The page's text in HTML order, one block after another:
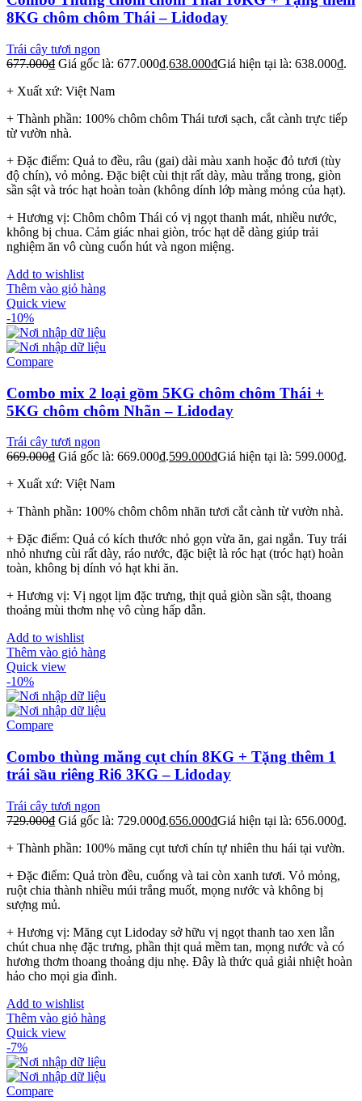
8KG chôm chôm Thái – Lidoday
Trái cây tươi ngon
677.000₫ Giá gốc là: 677.000₫.638.000₫Giá hiện tại là: 638.000₫.
+ Xuất xứ: Việt Nam
+ Thành phần: 100% chôm chôm Thái tươi sạch, cắt cành trực tiếp
từ vườn nhà.
+ Đặc điểm: Quả to đều, râu (gai) dài màu xanh hoặc đỏ tươi (tùy
độ chín), vỏ mỏng. Đặc biệt cùi thịt rất dày, màu trắng trong, giòn
sần sật và tróc hạt hoàn toàn (không dính lớp màng mỏng của hạt).
+ Hương vị: Chôm chôm Thái có vị ngọt thanh mát, nhiều nước,
không bị chua. Cảm giác nhai giòn, tróc hạt dễ dàng giúp trải
nghiệm ăn vô cùng cuốn hút và ngon miệng.
Add to wishlist
Thêm vào giỏ hàng
Quick view
-10%
Compare
Combo mix 2 loại gồm 5KG chôm chôm Thái +
5KG chôm chôm Nhãn – Lidoday
Trái cây tươi ngon
669.000₫ Giá gốc là: 669.000₫.599.000₫Giá hiện tại là: 599.000₫.
+ Xuất xứ: Việt Nam
+ Thành phần: 100% chôm chôm nhãn tươi cắt cành từ vườn nhà.
+ Đặc điểm: Quả có kích thước nhỏ gọn vừa ăn, gai ngắn. Tuy trái
nhỏ nhưng cùi rất dày, ráo nước, đặc biệt là róc hạt (tróc hạt) hoàn
toàn, không bị dính vỏ hạt khi ăn.
+ Hương vị: Vị ngọt lịm đặc trưng, thịt quả giòn sần sật, thoang
thoảng mùi thơm nhẹ vô cùng hấp dẫn.
Add to wishlist
Thêm vào giỏ hàng
Quick view
-10%
Compare
Combo thùng măng cụt chín 8KG + Tặng thêm 1
trái sầu riêng Ri6 3KG – Lidoday
Trái cây tươi ngon
729.000₫ Giá gốc là: 729.000₫.656.000₫Giá hiện tại là: 656.000₫.
+ Thành phần: 100% măng cụt tươi chín tự nhiên thu hái tại vườn.
+ Đặc điểm: Quả tròn đều, cuống và tai còn xanh tươi. Vỏ mỏng,
ruột chia thành nhiều múi trắng muốt, mọng nước và không bị
sượng mủ.
+ Hương vị: Măng cụt Lidoday sở hữu vị ngọt thanh tao xen lẫn
chút chua nhẹ đặc trưng, phần thịt quả mềm tan, mọng nước và có
hương thơm thoang thoảng dịu nhẹ. Đây là thức quả giải nhiệt hoàn
hảo cho mọi gia đình.
Add to wishlist
Thêm vào giỏ hàng
Quick view
-7%
Compare